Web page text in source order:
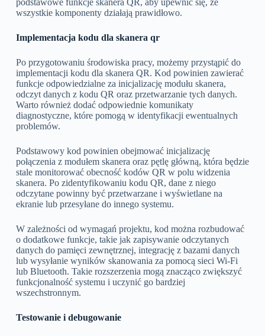
wszystkie komponenty działają prawidłowo.
Implementacja kodu dla skanera qr
Po przygotowaniu środowiska pracy, możemy przystąpić do
implementacji kodu dla skanera QR. Kod powinien zawierać
funkcje odpowiedzialne za inicjalizację modułu skanera,
odczyt danych z kodu QR oraz przetwarzanie tych danych.
Warto również dodać odpowiednie komunikaty
diagnostyczne, które pomogą w identyfikacji ewentualnych
problemów.
Podstawowy kod powinien obejmować inicjalizację
połączenia z modułem skanera oraz pętlę główną, która będzie
stale monitorować obecność kodów QR w polu widzenia
skanera. Po zidentyfikowaniu kodu QR, dane z niego
odczytane powinny być przetwarzane i wyświetlane na
ekranie lub przesyłane do innego systemu.
W zależności od wymagań projektu, kod można rozbudować
o dodatkowe funkcje, takie jak zapisywanie odczytanych
danych do pamięci zewnętrznej, integrację z bazami danych
lub wysyłanie wyników skanowania za pomocą sieci Wi-Fi
lub Bluetooth. Takie rozszerzenia mogą znacząco zwiększyć
funkcjonalność systemu i uczynić go bardziej
wszechstronnym.
Testowanie i debugowanie